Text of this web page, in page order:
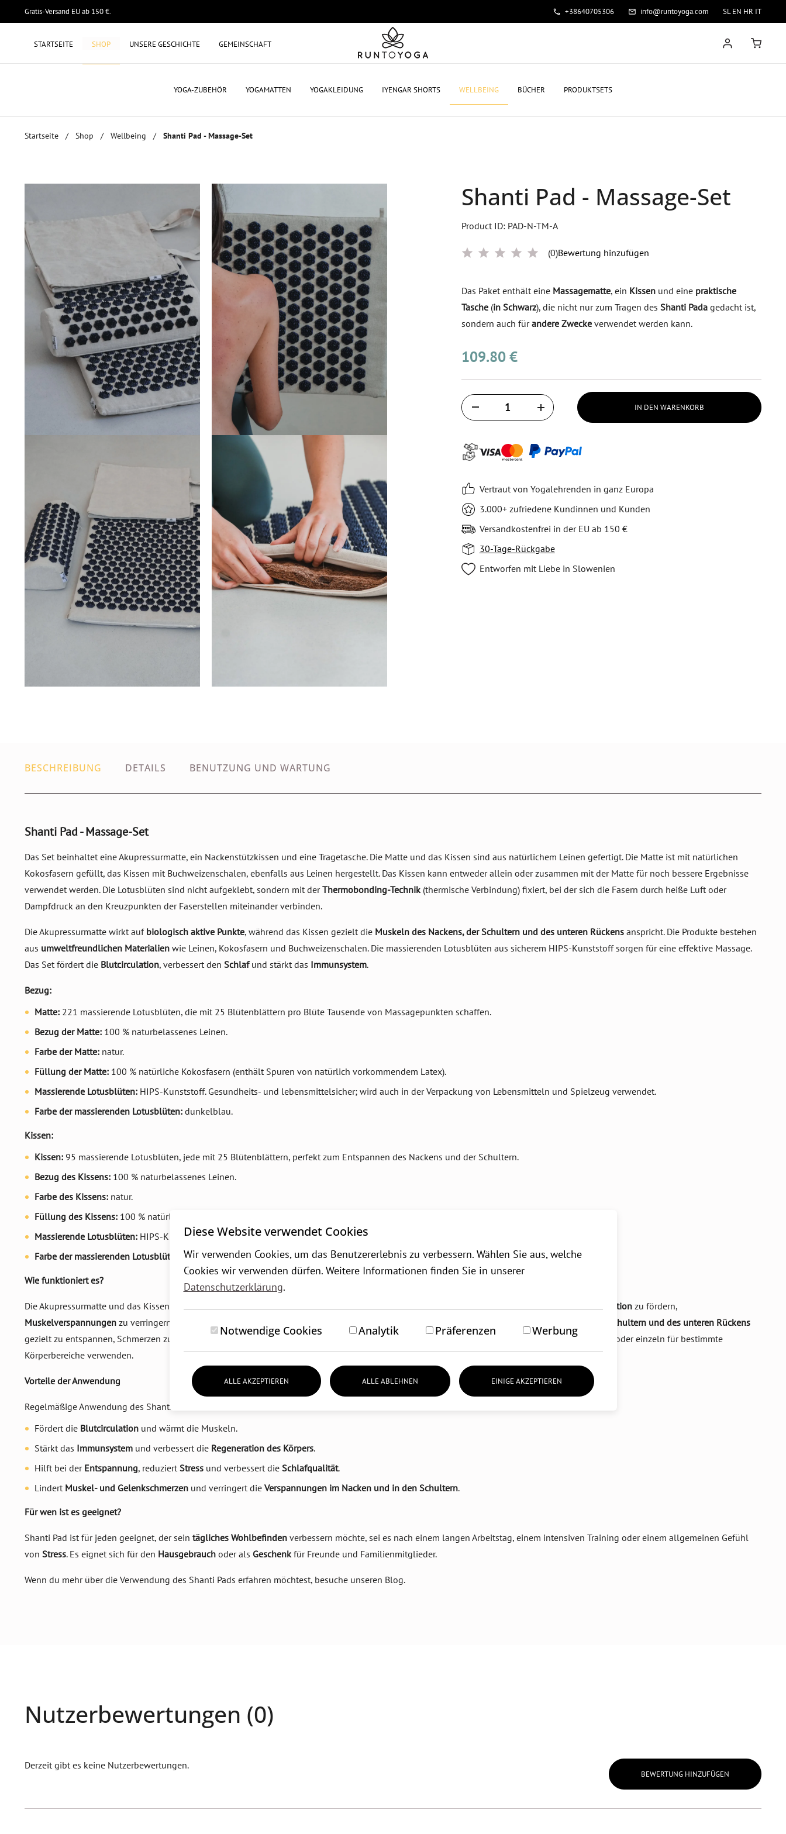
Diese Website verwendet Cookies
Wir verwenden Cookies, um das Benutzererlebnis zu verbessern. Wählen Sie aus, welche
Cookies wir verwenden dürfen. Weitere Informationen finden Sie in unserer
Datenschutzerklärung.
Notwendige Cookies Analytik Präferenzen Werbung
ALLE AKZEPTIEREN ALLE ABLEHNEN EINIGE AKZEPTIEREN
Gratis-Versand EU ab 150 €. +38640705306 info@runtoyoga.com SL EN HR IT
STARTSEITE SHOP UNSERE GESCHICHTE GEMEINSCHAFT
YOGA-ZUBEHÖR YOGAMATTEN YOGAKLEIDUNG IYENGAR SHORTS WELLBEING BÜCHER PRODUKTSETS
Startseite / Shop / Wellbeing / Shanti Pad - Massage-Set
Shanti Pad - Massage-Set
Product ID: PAD-N-TM-A
(0)Bewertung hinzufügen
Das Paket enthält eine Massagematte, ein Kissenund eine praktische
Tasche(in Schwarz), die nicht nur zum Tragen des Shanti Padagedacht ist,
sondern auch fürandere Zweckeverwendet werden kann.
109.80 €
Količina
IN DEN WARENKORB
Vertraut von Yogalehrenden in ganz Europa
3.000+ zufriedene Kundinnen und Kunden
Versandkostenfrei in der EU ab 150 €
30-Tage-Rückgabe
Entworfen mit Liebe in Slowenien
BESCHREIBUNG DETAILS BENUTZUNG UND WARTUNG
Shanti Pad - Massage-Set
Das Set beinhaltet eine Akupressurmatte, ein Nackenstützkissen und eine Tragetasche. Die Matte und das Kissen sind aus natürlichem Leinen gefertigt. Die Matte ist mit natürlichen
Kokosfasern gefüllt, das Kissen mit Buchweizenschalen, ebenfalls aus Leinen hergestellt. Das Kissen kann entweder allein oder zusammen mit der Matte für noch bessere Ergebnisse
verwendet werden. Die Lotusblüten sind nicht aufgeklebt, sondern mit derThermobonding-Technik(thermische Verbindung) fixiert, bei der sich die Fasern durch heiße Luft oder
Dampfdruck an den Kreuzpunkten der Faserstellen miteinander verbinden.
Die Akupressurmatte wirkt auf biologisch aktive Punkte, während das Kissen gezielt die Muskeln des Nackens, der Schultern und des unteren Rückens anspricht. Die Produkte bestehen
aus umweltfreundlichen Materialien wie Leinen, Kokosfasern und Buchweizenschalen. Die massierenden Lotusblüten aus sicherem HIPS-Kunststoff sorgen für eine effektive Massage.
Das Set fördert die Blutcirculation, verbessert den Schlafund stärkt das Immunsystem.
Bezug:
Matte: 221 massierende Lotusblüten, die mit 25 Blütenblättern pro Blüte Tausende von Massagepunkten schaffen.
Bezug der Matte: 100 % naturbelassenes Leinen.
Farbe der Matte: natur.
Füllung der Matte: 100 % natürliche Kokosfasern (enthält Spuren von natürlich vorkommendem Latex).
Massierende Lotusblüten: HIPS-Kunststoff. Gesundheits- und lebensmittelsicher; wird auch in der Verpackung von Lebensmitteln und Spielzeug verwendet.
Farbe der massierenden Lotusblüten: dunkelblau.
Kissen:
Kissen: 95 massierende Lotusblüten, jede mit 25 Blütenblättern, perfekt zum Entspannen des Nackens und der Schultern.
Bezug des Kissens: 100 % naturbelassenes Leinen.
Farbe des Kissens: natur.
Füllung des Kissens: 100 % natürliche Buchweizenschalen.
Massierende Lotusblüten: HIPS-Kunststoff. Gesund und sicher; wird auch in der Verpackung von Lebensmitteln und Spielzeug verwendet.
Farbe der massierenden Lotusblüten:
dunkelblau.
Wie funktioniert es?
Die Akupressurmatte und das Kissen wirken auf Blutcirculation zu fördern,
Muskelverspannungen zu verringern und den
Muskeln des Nackens, der Schultern und des unteren Rückens
gezielt zu entspannen, Schmerzen zu lindern und das Gefühl der Müdigkeit zu beseitigen. Sie können beide zusammen für eine
komplette Massage
oder einzeln für bestimmte
Körperbereiche verwenden.
Vorteile der Anwendung
Regelmäßige Anwendung des Shanti Pad Sets:
Fördert die Blutcirculation und wärmt die Muskeln.
Stärkt das Immunsystem und verbessert die Regeneration des Körpers.
Hilft bei der Entspannung, reduziertStress und verbessert die Schlafqualität.
Lindert Muskel- und Gelenkschmerzen und verringert die Verspannungen im Nacken und in den Schultern.
Für wen ist es geeignet?
Shanti Pad ist für jeden geeignet, der sein tägliches Wohlbefinden verbessern möchte, sei es nach einem langen Arbeitstag, einem intensiven Training oder einem allgemeinen Gefühl
von Stress. Es eignet sich für den Hausgebrauch oder als Geschenkfür Freunde und Familienmitglieder.
Wenn du mehr über die Verwendung des Shanti Pads erfahren möchtest, besuche unseren Blog.
Nutzerbewertungen (0)
Derzeit gibt es keine Nutzerbewertungen.
BEWERTUNG HINZUFÜGEN